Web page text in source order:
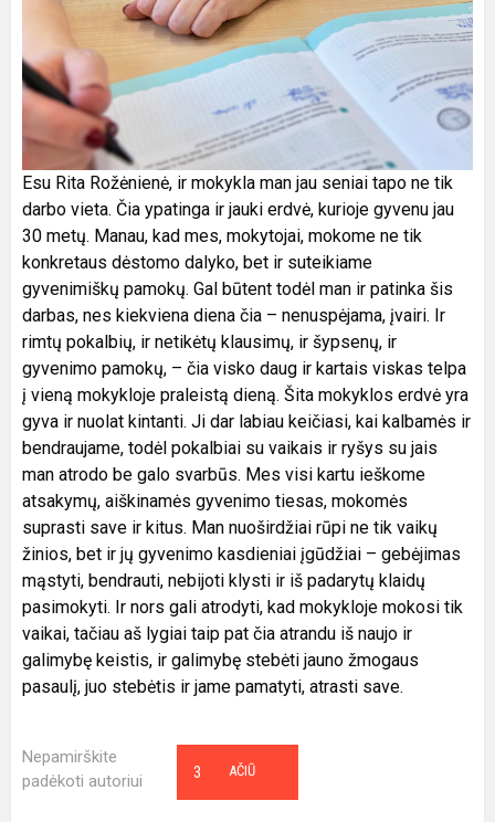
Esu Rita Rožėnienė, ir mokykla man jau seniai tapo ne tik
darbo vieta. Čia ypatinga ir jauki erdvė, kurioje gyvenu jau
30 metų. Manau, kad mes, mokytojai, mokome ne tik
konkretaus dėstomo dalyko, bet ir suteikiame
gyvenimiškų pamokų. Gal būtent todėl man ir patinka šis
darbas, nes kiekviena diena čia – nenuspėjama, įvairi. Ir
rimtų pokalbių, ir netikėtų klausimų, ir šypsenų, ir
gyvenimo pamokų, – čia visko daug ir kartais viskas telpa
į vieną mokykloje praleistą dieną. Šita mokyklos erdvė yra
gyva ir nuolat kintanti. Ji dar labiau keičiasi, kai kalbamės ir
bendraujame, todėl pokalbiai su vaikais ir ryšys su jais
man atrodo be galo svarbūs. Mes visi kartu ieškome
atsakymų, aiškinamės gyvenimo tiesas, mokomės
suprasti save ir kitus. Man nuoširdžiai rūpi ne tik vaikų
žinios, bet ir jų gyvenimo kasdieniai įgūdžiai – gebėjimas
mąstyti, bendrauti, nebijoti klysti ir iš padarytų klaidų
pasimokyti. Ir nors gali atrodyti, kad mokykloje mokosi tik
vaikai, tačiau aš lygiai taip pat čia atrandu iš naujo ir
galimybę keistis, ir galimybę stebėti jauno žmogaus
pasaulį, juo stebėtis ir jame pamatyti, atrasti save.
Nepamirškite
padėkoti autoriui
AČIŪ
3